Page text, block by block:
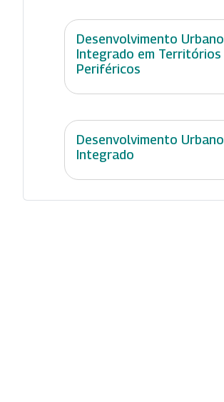
Desenvolvimento Urbano
Integrado em Territórios
Periféricos
Desenvolvimento Urbano
Integrado